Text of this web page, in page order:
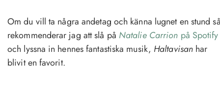
Om du vill ta några andetag och känna lugnet en stund
rekommenderar jag att slå på Natalie Carrion på Spotify
och lyssna in hennes fantastiska musik, Haltavisan har
blivit en favorit.